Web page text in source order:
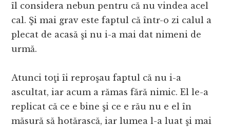
îl considera nebun pentru că nu vindea acel
cal. Şi mai grav este faptul că într-o zi calul a
plecat de acasă şi nu i-a mai dat nimeni de
urmă.
Atunci toţi îi reproşau faptul că nu i-a
ascultat, iar acum a rămas fără nimic. El le-a
replicat că ce e bine şi ce e rău nu e el în
măsură să hotărască, iar lumea l-a luat şi mai